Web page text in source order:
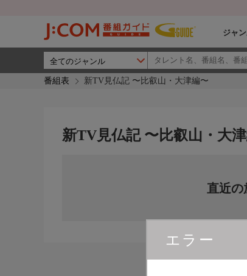
ジャ
番組表 新TV見仏記 〜比叡山・大津編〜
エラー
新TV見仏記 〜比叡山・大
直近の